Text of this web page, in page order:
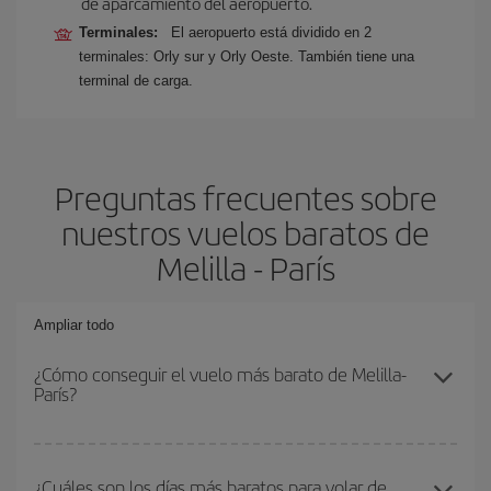
Terminales:
El aeropuerto está dividido en 2
terminales: Orly sur y Orly Oeste. También tiene una
terminal de carga.
Preguntas frecuentes sobre
nuestros vuelos baratos de
Melilla - París
Ampliar todo
¿Cómo conseguir el vuelo más barato de Melilla-
París?
conseguir el vuelo más barato si evitas temporadas altas,